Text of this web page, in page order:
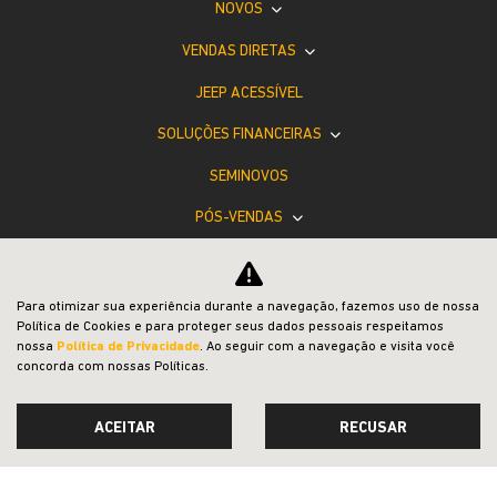
NOVOS
VENDAS DIRETAS
JEEP ACESSÍVEL
SOLUÇÕES FINANCEIRAS
SEMINOVOS
PÓS-VENDAS
INSTITUCIONAL
BLOG
COMPARATIVO
Para otimizar sua experiência durante a navegação, fazemos uso de nossa
Política de Cookies e para proteger seus dados pessoais respeitamos
nossa Política de Privacidade. Ao seguir com a navegação e visita você
concorda com nossas Políticas.
ACEITAR RECUSAR